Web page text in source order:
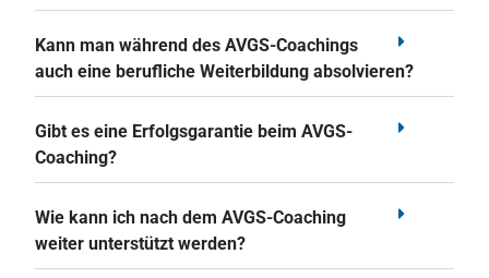
Kann man während des AVGS-Coachings
auch eine berufliche Weiterbildung absolvieren?
Gibt es eine Erfolgsgarantie beim AVGS-
Coaching?
Wie kann ich nach dem AVGS-Coaching
weiter unterstützt werden?